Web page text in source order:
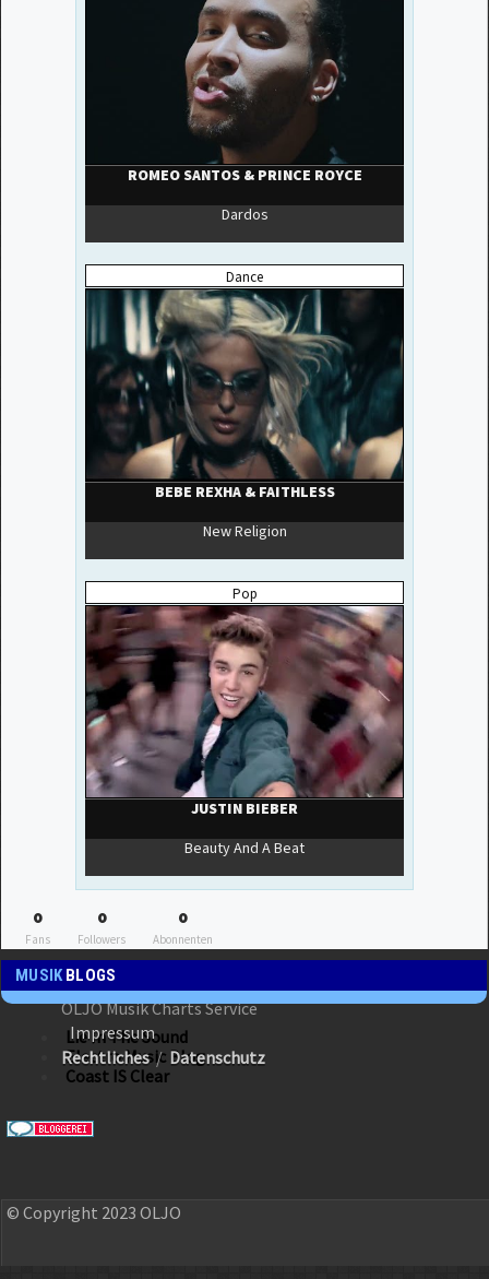
0
Fans
0
Followers
0
Abonnenten
MUSIKBLOGS
Lie In The Sound
Electro Music Blog
Coast IS Clear
OLJO Musik Charts Service
Impressum
Rechtliches/ Datenschutz
© Copyright 2023 OLJO